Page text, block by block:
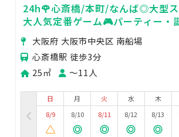
24h🌹心斎橋/本町/なんば◎大型
大人気定番ゲーム🎮パーティー・
活・デート・映画鑑賞・お料理も♩
大阪府 大阪市中央区 南船場
心斎橋駅 徒歩3分
25㎡
〜11人
日
8/9
月
8/10
火
8/11
水
8/12
木
8/13